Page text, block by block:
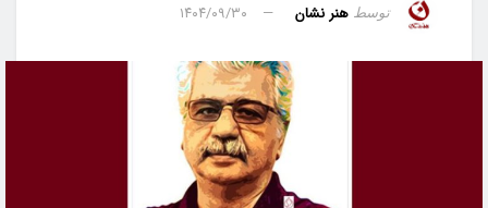
توسط هنر نشان ۱۴۰۴/۰۹/۳۰